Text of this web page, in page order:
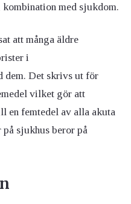
med sjukdom.
att många äldre
i
dem. Det skrivs ut för
vilket gör att
en femtedel av alla akuta
sjukhus beror på